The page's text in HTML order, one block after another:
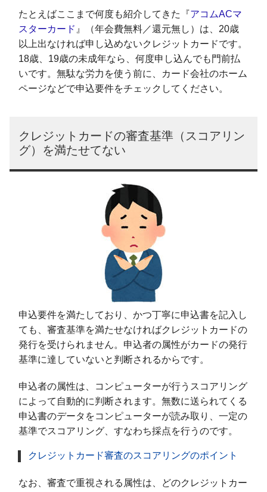
たとえばここまで何度も紹介してきた『アコムACマ
スターカード 』（年会費無料／還元無し）は、20歳
以上出なければ申し込めないクレジットカードです。
18歳、19歳の未成年なら、何度申し込んでも門前払
いです。無駄な労力を使う前に、カード会社のホーム
ページなどで申込要件をチェックしてください。
クレジットカードの審査基準（スコアリン
グ）を満たせてない
申込要件を満たしており、かつ丁寧に申込書を記入し
ても、審査基準を満たせなければクレジットカードの
発行を受けられません。申込者の属性がカードの発行
基準に達していないと判断されるからです。
申込者の属性は、コンピューターが行うスコアリング
によって自動的に判断されます。無数に送られてくる
申込書のデータをコンピューターが読み取り、一定の
基準でスコアリング、すなわち採点を行うのです。
クレジットカード審査のスコアリングのポイント
なお、審査で重視される属性は、どのクレジットカー